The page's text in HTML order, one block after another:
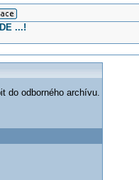
...!
do odborného archívu.